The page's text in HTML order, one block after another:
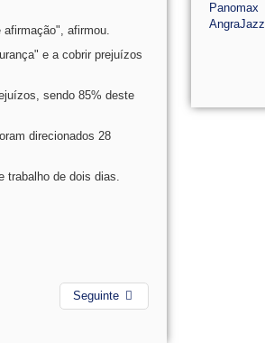
afirmou.
e a cobrir prejuízos
sendo 85% deste
direcionados 28
trabalho de dois dias.
Seguinte
Panomax
AngraJazz